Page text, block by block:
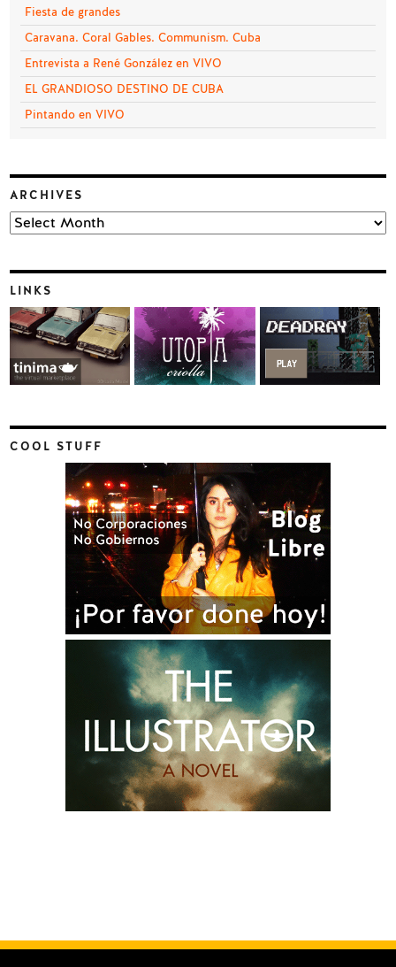
Fiesta de grandes
Caravana. Coral Gables. Communism. Cuba
Entrevista a René González en VIVO
EL GRANDIOSO DESTINO DE CUBA
Pintando en VIVO
ARCHIVES
Archives
LINKS
COOL STUFF